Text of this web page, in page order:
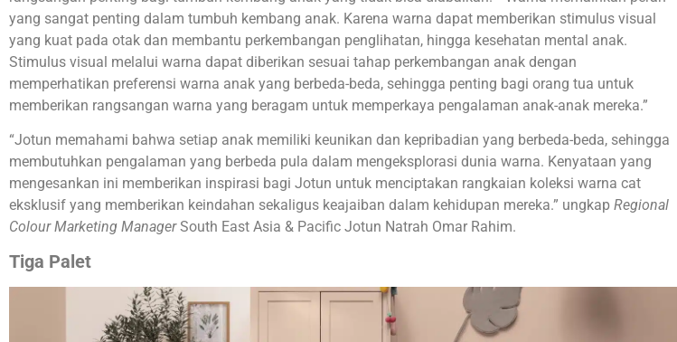
yang sangat penting dalam tumbuh kembang anak. Karena warna dapat memberikan stimulus visual
yang kuat pada otak dan membantu perkembangan penglihatan, hingga kesehatan mental anak.
Stimulus visual melalui warna dapat diberikan sesuai tahap perkembangan anak dengan
memperhatikan preferensi warna anak yang berbeda-beda, sehingga penting bagi orang tua untuk
memberikan rangsangan warna yang beragam untuk memperkaya pengalaman anak-anak mereka.”
“Jotun memahami bahwa setiap anak memiliki keunikan dan kepribadian yang berbeda-beda, sehingga
membutuhkan pengalaman yang berbeda pula dalam mengeksplorasi dunia warna. Kenyataan yang
mengesankan ini memberikan inspirasi bagi Jotun untuk menciptakan rangkaian koleksi warna cat
eksklusif yang memberikan keindahan sekaligus keajaiban dalam kehidupan mereka.” ungkap Regional
Colour Marketing ManagerSouth East Asia & Pacific Jotun Natrah Omar Rahim.
Tiga Palet